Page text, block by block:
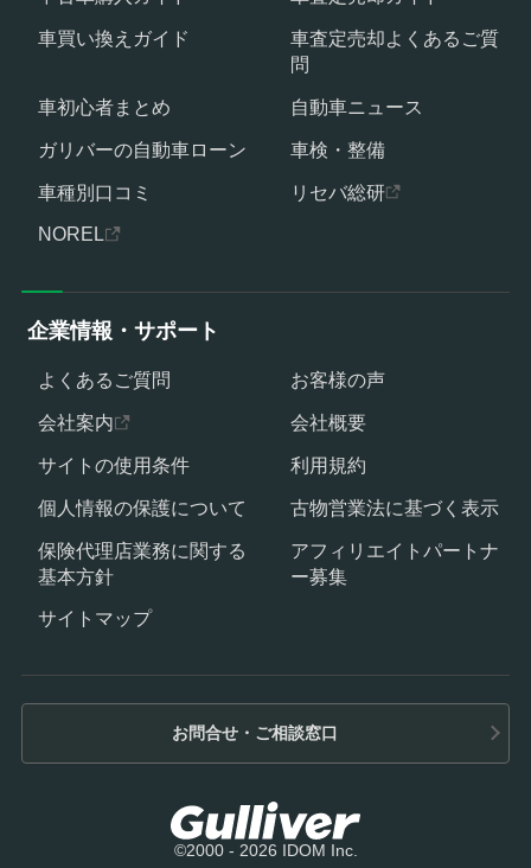
車買い換えガイド
車査定売却よくあるご質
問
車初心者まとめ
自動車ニュース
ガリバーの自動車ローン
車検・整備
車種別口コミ
リセバ総研
NOREL
お問合せ・ご相談窓口
©2000 - 2026 IDOM Inc.
企業情報・サポート
よくあるご質問
お客様の声
会社案内
会社概要
サイトの使用条件
利用規約
個人情報の保護について
古物営業法に基づく表示
保険代理店業務に関する
基本方針
アフィリエイトパートナ
ー募集
サイトマップ